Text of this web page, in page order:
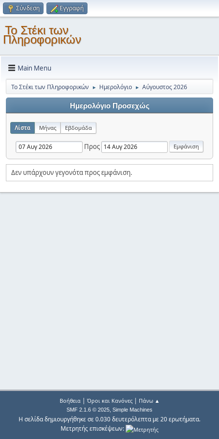
Σύνδεση Εγγραφή
Το Στέκι των
Πληροφορικών
Main Menu
Το Στέκι των Πληροφορικών ► Ημερολόγιο ► Αύγουστος 2026
Ημερολόγιο Προσεχώς
Λίστα Μήνας Εβδομάδα
Προς
Δεν υπάρχουν γεγονότα προς εμφάνιση.
Βοήθεια| Όροι και Κανόνες| Πάνω ▲
SMF 2.1.6 © 2025, Simple Machines
Η σελίδα δημιουργήθηκε σε 0.030 δευτερόλεπτα με 20 ερωτήματα.
Μετρητής επισκέψεων: